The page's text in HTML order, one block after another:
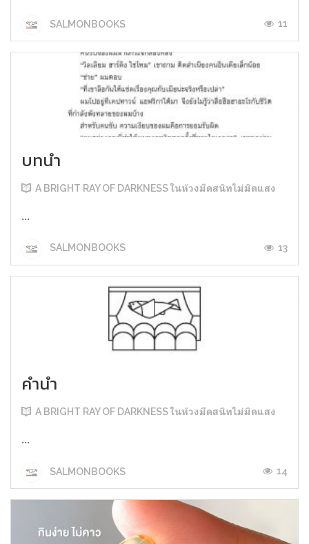
SALMONBOOKS 11
บทนำ
A BRIGHT RAY OF DARKNESS ในห้วงมืดสนิทไม่มิดแสง
...
SALMONBOOKS 13
คำนำ
A BRIGHT RAY OF DARKNESS ในห้วงมืดสนิทไม่มิดแสง
...
SALMONBOOKS 14